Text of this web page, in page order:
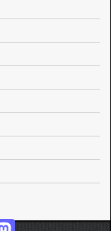
Mastodon